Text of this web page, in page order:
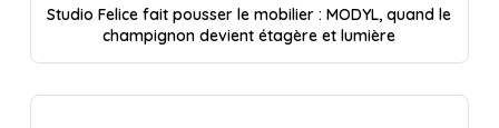
Studio Felice fait pousser le mobilier : MODYL, quand le
champignon devient étagère et lumière